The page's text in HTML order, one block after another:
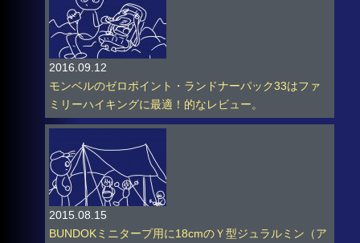
2016.09.12
モンベルのゼロポイント・ランドナーパック33はファ
ミリーハイキングに最適！的なレビュー。
2015.08.15
BUNDOKミニタープ用に18cmのＹ型ジュラルミン（ア